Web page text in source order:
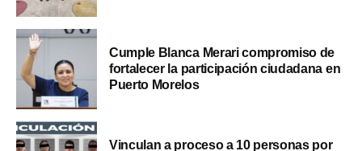
Cumple Blanca Merari compromiso de
fortalecer la participación ciudadana en
Puerto Morelos
Vinculan a proceso a 10 personas por